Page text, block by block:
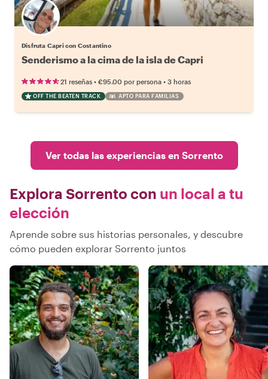
Disfruta Capri con Costantino
Senderismo a la cima de la isla de Capri
21 reseñas • €95.00 por persona • 3 horas
OFF THE BEATEN TRACK APTO PARA FAMILIAS
Ver todas las experiencias en Sorrento
Explora Sorrento con un local a tu
elección
Aprende sobre sus historias personales, y descubre
cómo pueden explorar Sorrento juntos